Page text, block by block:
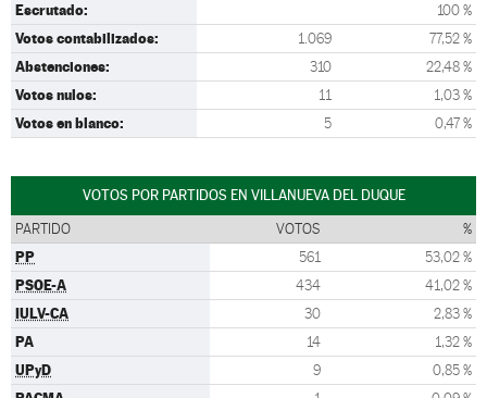
Escrutado: 100 %
Votos contabilizados: 1.069 77,52 %
Abstenciones: 310 22,48 %
Votos nulos: 11 1,03 %
Votos en blanco: 5 0,47 %
VOTOS POR PARTIDOS EN VILLANUEVA DEL DUQUE
PARTIDO VOTOS %
PP 561 53,02 %
PSOE-A 434 41,02 %
IULV-CA 30 2,83 %
PA 14 1,32 %
UPyD 9 0,85 %